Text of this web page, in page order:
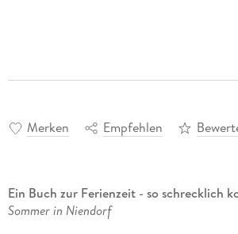
Merken Empfehlen
Ein Buch zur Ferienzeit - so schrecklich
Sommer in Niendorf